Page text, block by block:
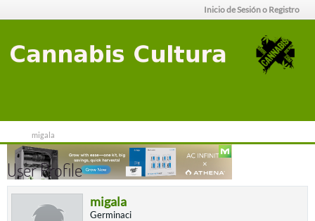
Inicio de Sesión o Registro
migala
User Profile
migala
Germinaci